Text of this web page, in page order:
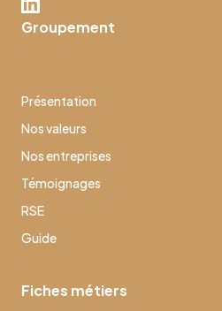
Groupement
Présentation
Nos valeurs
Nos entreprises
Témoignages
RSE
Guide
Fiches métiers